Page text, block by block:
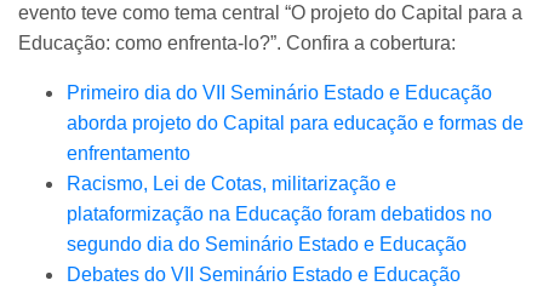
evento teve como tema central “O projeto do Capital para a
Educação: como enfrenta-lo?”. Confira a cobertura:
Primeiro dia do VII Seminário Estado e Educação
aborda projeto do Capital para educação e formas de
enfrentamento
Racismo, Lei de Cotas, militarização e
plataformização na Educação foram debatidos no
segundo dia do Seminário Estado e Educação
Debates do VII Seminário Estado e Educação